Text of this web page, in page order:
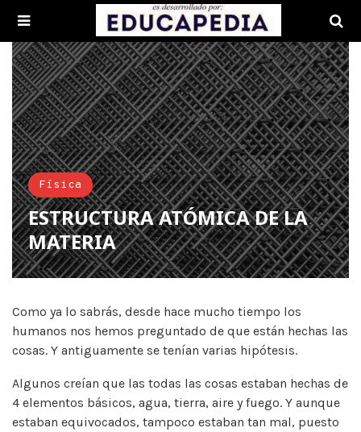
Física
ESTRUCTURA ATÓMICA DE LA
MATERIA
Como ya lo sabrás, desde hace mucho tiempo los
humanos nos hemos preguntado de que están hechas las
cosas. Y antiguamente se tenían varias hipótesis.
Algunos creían que las todas las cosas estaban hechas de
4 elementos básicos, agua, tierra, aire y fuego. Y aunque
estaban equivocados, tampoco estaban tan mal, puesto